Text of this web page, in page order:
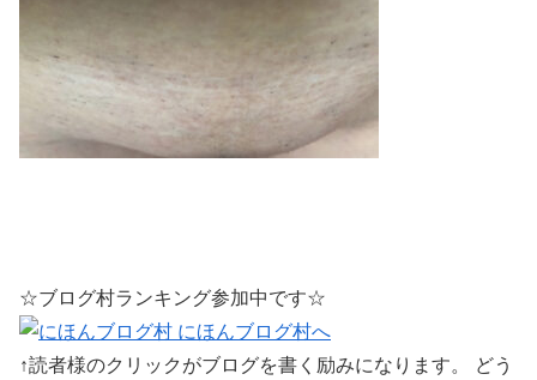
☆ブログ村ランキング参加中です☆
↑読者様のクリックがブログを書く励みになります。 どう